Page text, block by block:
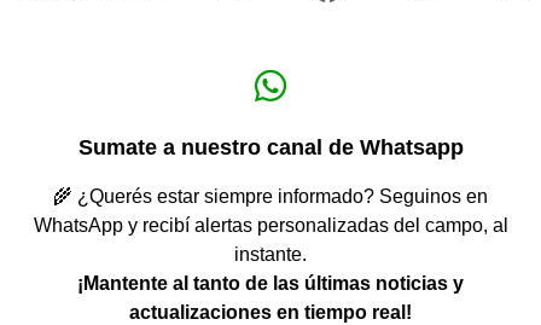
Sumate a nuestro canal de Whatsapp
🌾 ¿Querés estar siempre informado? Seguinos en
WhatsApp y recibí alertas personalizadas del campo, al
instante.
¡Mantente al tanto de las últimas noticias y
actualizaciones en tiempo real!